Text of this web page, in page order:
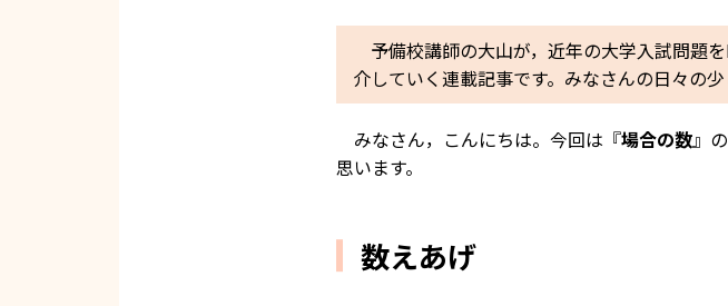
予備校講師の大山が，近年の大学入試問題
介していく連載記事です。みなさんの日々の少
みなさん，こんにちは。今回は『場合の数』
思います。
数えあげ